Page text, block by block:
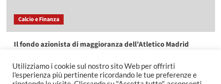
Calcio e Finanza
Il fondo azionista di maggioranza dell’Atletico Madrid
Sport Over Agosto 7, 2026
Utilizziamo i cookie sul nostro sito Web per offrirti
l'esperienza più pertinente ricordando le tue preferenze e